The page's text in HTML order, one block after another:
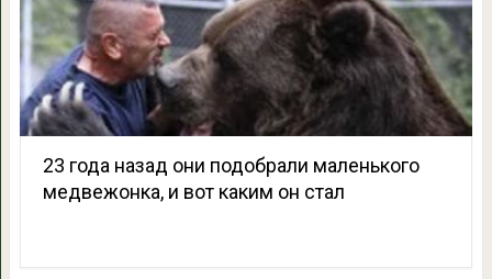
23 года назад они подобрали маленького
медвежонка, и вот каким он стал